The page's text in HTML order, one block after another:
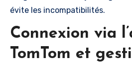
évite les incompatibilités.
Connexion via
TomTom et